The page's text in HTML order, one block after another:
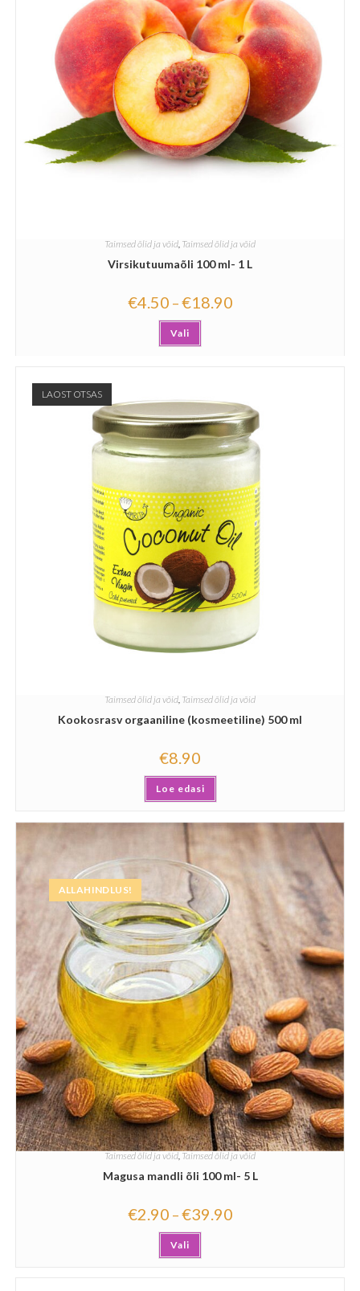
Taimsed õlid ja võid, Taimsed õlid ja võid
Virsikutuumaõli 100 ml- 1 L
€4.50 –€18.90
Vali
LAOST OTSAS
Taimsed õlid ja võid, Taimsed õlid ja võid
Kookosrasv orgaaniline (kosmeetiline) 500 ml
€8.90
Loe edasi
ALLAHINDLUS!
Taimsed õlid ja võid,Taimsed õlid ja võid
Magusa mandli õli 100 ml- 5 L
€2.90 –€39.90
Vali